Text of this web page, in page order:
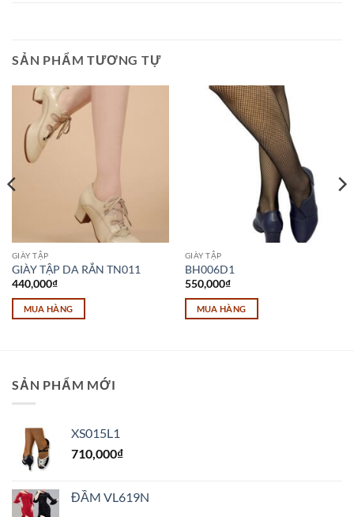
SẢN PHẨM TƯƠNG TỰ
GIÀY TẬP
GIÀY TẬP DA RẮN TN011
440,000₫
MUA HÀNG
nhiều
thể.
Các
tùy
có
thể
GIÀY TẬP
BH006D1
550,000₫
MUA HÀNG
SẢN PHẨM MỚI
XS015L1
710,000₫
ĐẦM VL619N